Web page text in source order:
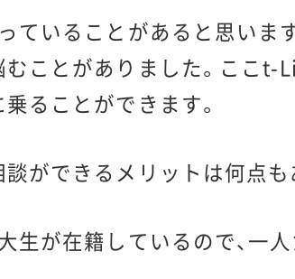
ていることがあると思いま
ことがありました。ここt-
ることができます。
ができるメリットは何点も
生が在籍しているので、一